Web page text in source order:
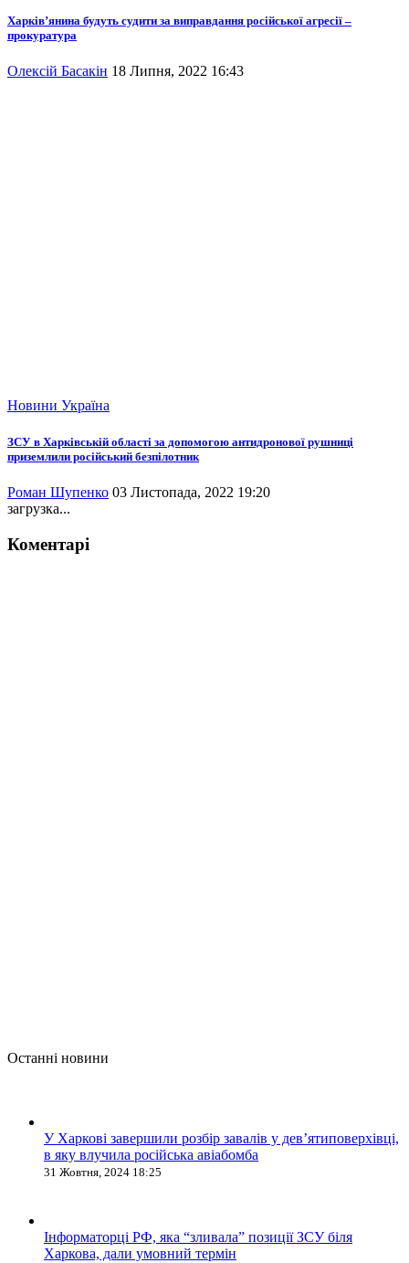
Харків’янина будуть судити за виправдання російської агресії –
прокуратура
Олексій Басакін 18 Липня, 2022 16:43
Новини Україна
ЗСУ в Харківській області за допомогою антидронової рушниці
приземлили російський безпілотник
Роман Шупенко 03 Листопада, 2022 19:20
загрузка...
Коментарі
Останні новини
У Харкові завершили розбір завалів у дев’ятиповерхівці,
в яку влучила російська авіабомба
31 Жовтня, 2024 18:25
Інформаторці РФ, яка “зливала” позиції ЗСУ біля
Харкова, дали умовний термін